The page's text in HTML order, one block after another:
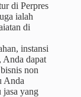
di Perpres
ialah
di
instansi
Anda dapat
non
Anda
jasa yang